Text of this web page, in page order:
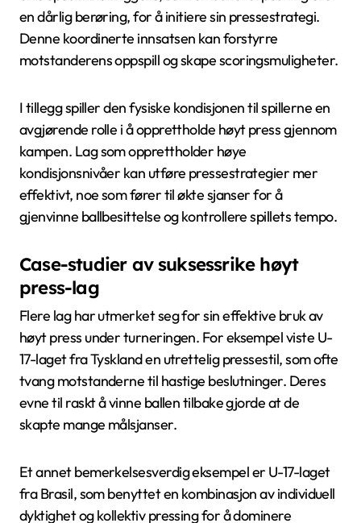
en dårlig berøring, for å initiere sin pressestrategi.
Denne koordinerte innsatsen kan forstyrre
motstanderens oppspill og skape scoringsmuligheter.
I tillegg spiller den fysiske kondisjonen til spillerne en
avgjørende rolle i å opprettholde høyt press gjennom
kampen. Lag som opprettholder høye
kondisjonsnivåer kan utføre pressestrategier mer
effektivt, noe som fører til økte sjanser for å
gjenvinne ballbesittelse og kontrollere spillets tempo.
Case-studier av suksessrike høyt
press-lag
Flere lag har utmerket seg for sin effektive bruk av
høyt press under turneringen. For eksempel viste U-
17-laget fra Tyskland en utrettelig pressestil, som ofte
tvang motstanderne til hastige beslutninger. Deres
evne til raskt å vinne ballen tilbake gjorde at de
skapte mange målsjanser.
Et annet bemerkelsesverdig eksempel er U-17-laget
fra Brasil, som benyttet en kombinasjon av individuell
dyktighet og kollektiv pressing for å dominere